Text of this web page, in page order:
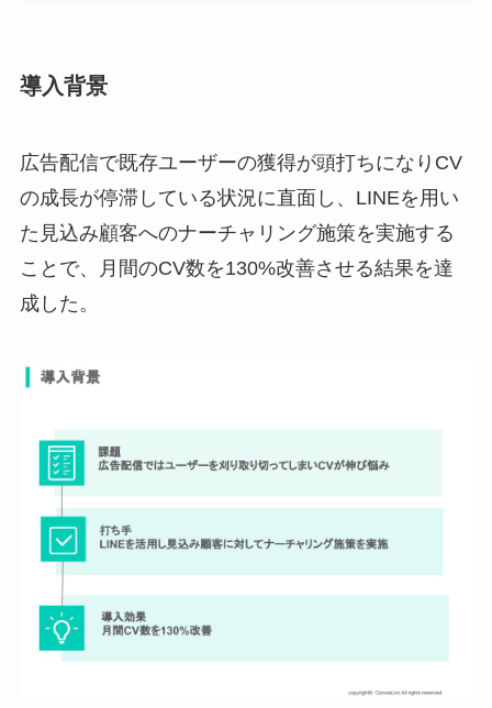
導入背景
広告配信で既存ユーザーの獲得が頭打ちになりCV
の成長が停滞している状況に直面し、LINEを用い
た見込み顧客へのナーチャリング施策を実施する
ことで、月間のCV数を130%改善させる結果を達
成した。